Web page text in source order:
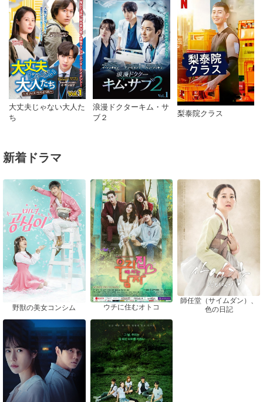
大丈夫じゃない大人た
ち
浪漫ドクターキム・サ
ブ２
梨泰院クラス
新着ドラマ
野獣の美女コンシム ウチに住むオトコ
師任堂（サイムダン）、
色の日記